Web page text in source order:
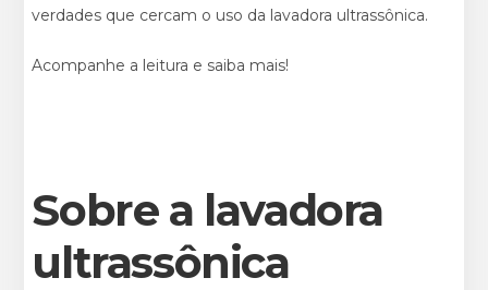
verdades que cercam o uso da lavadora ultrassônica.
Acompanhe a leitura e saiba mais!
Sobre a lavadora
ultrassônica